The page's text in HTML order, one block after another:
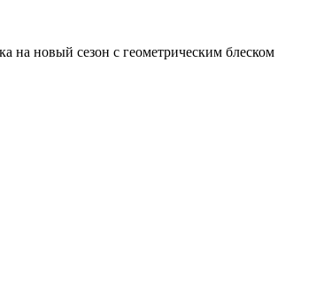
на новый сезон с геометрическим блеском